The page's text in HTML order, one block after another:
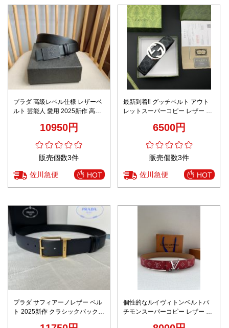
プラダ 高級レベル仕様 レザーベ
ルト 芸能人 愛用 2025新作 高再
10950円
販売個数3件
佐川急便 HOT
最新到着‼ グッチベルト アウト
レットスーパーコピー レザー ビ
6500円
販売個数3件
佐川急便 HOT
プラダ サフィアーノレザー ベル
ト 2025新作 クラシックバックル
個性的なルイヴィトンベルトパ
チモンスーパーコピー レザー プ